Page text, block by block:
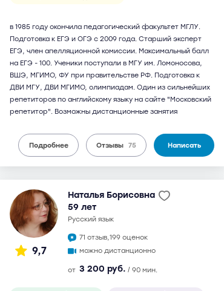
в 1985 году окончила педагогический факультет МГЛУ.
Подготовка к ЕГЭ и ОГЭ с 2009 года. Старший эксперт
ЕГЭ, член апелляционной комиссии. Максимальный балл
на ЕГЭ - 100. Ученики поступали в МГУ им. Ломоносова,
ВШЭ, МГИМО, ФУ при правительстве РФ. Подготовка к
ДВИ МГУ, ДВИ МГИМО, олимпиадам. Один из сильнейших
репетиторов по английскому языку на сайте "Московский
репетитор". Возможны дистанционные занятия
Подробнее Отзывы 75 Написать
9,7
Наталья Борисовна
59 лет
русский язык
71 отзыв,199 оценок
можно дистанционно
от 3 200 руб. / 90 мин.